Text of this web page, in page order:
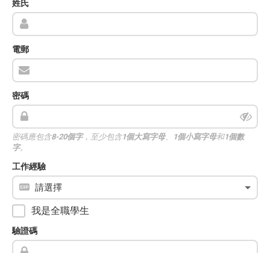
姓氏
電郵
密碼
密碼應包含8-20個字，至少包含1個大寫字母、 1個小寫字母和1個數
字。
工作經驗
我是全職學生
驗證碼